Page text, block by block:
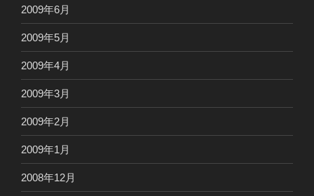
2009年6月
2009年5月
2009年4月
2009年3月
2009年2月
2009年1月
2008年12月